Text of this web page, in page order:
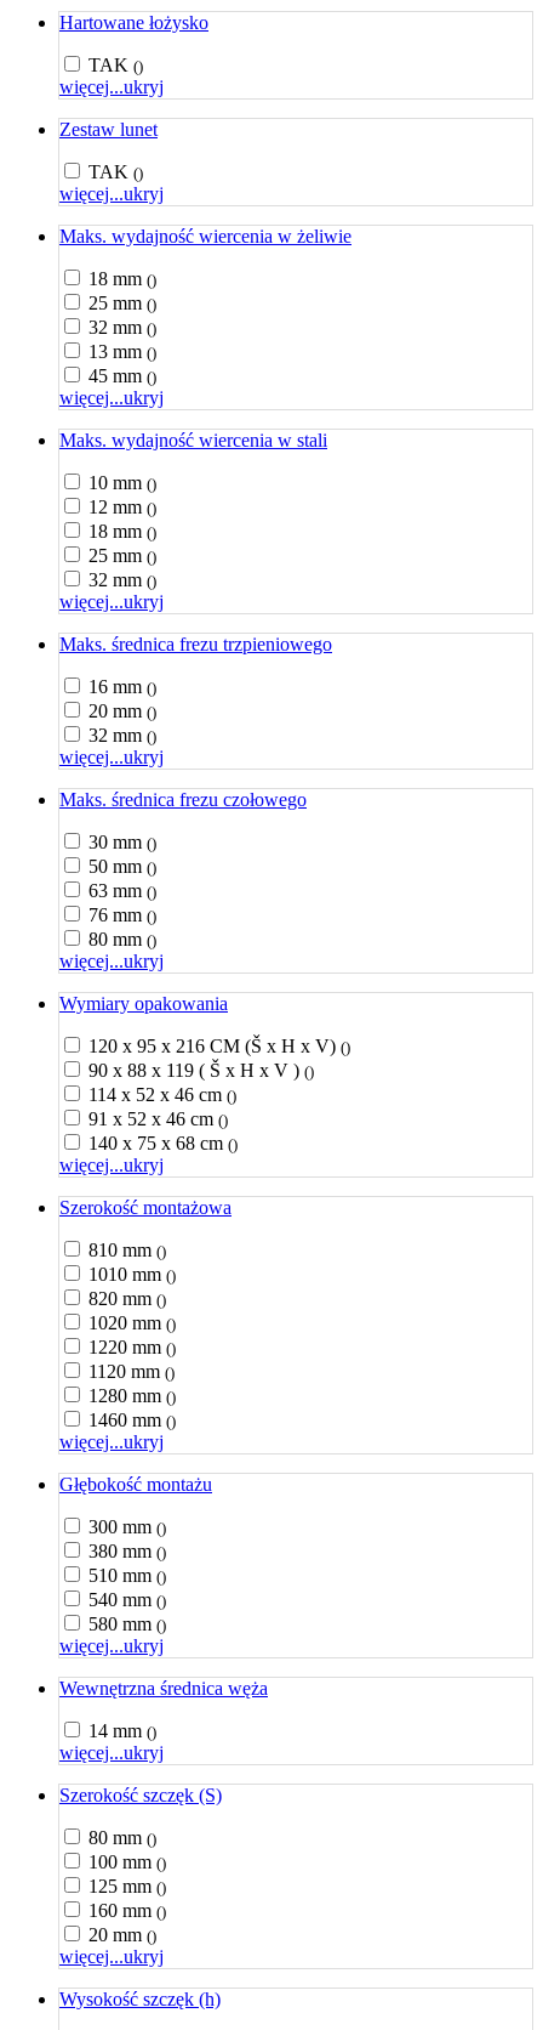
Hartowane łożysko
TAK ()
więcej...ukryj
Zestaw lunet
TAK ()
więcej...ukryj
Maks. wydajność wiercenia w żeliwie
18 mm ()
25 mm ()
32 mm ()
13 mm ()
45 mm ()
więcej...ukryj
Maks. wydajność wiercenia w stali
10 mm ()
12 mm ()
18 mm ()
25 mm ()
32 mm ()
więcej...ukryj
Maks. średnica frezu trzpieniowego
16 mm ()
20 mm ()
32 mm ()
więcej...ukryj
Maks. średnica frezu czołowego
30 mm ()
50 mm ()
63 mm ()
76 mm ()
80 mm ()
więcej...ukryj
Wymiary opakowania
120 x 95 x 216 CM (Š x H x V) ()
90 x 88 x 119 ( Š x H x V ) ()
114 x 52 x 46 cm ()
91 x 52 x 46 cm ()
140 x 75 x 68 cm ()
więcej...ukryj
Szerokość montażowa
810 mm ()
1010 mm ()
820 mm ()
1020 mm ()
1220 mm ()
1120 mm ()
1280 mm ()
1460 mm ()
więcej...ukryj
Głębokość montażu
300 mm ()
380 mm ()
510 mm ()
540 mm ()
580 mm ()
więcej...ukryj
Wewnętrzna średnica węża
14 mm ()
więcej...ukryj
Szerokość szczęk (S)
80 mm ()
100 mm ()
125 mm ()
160 mm ()
20 mm ()
więcej...ukryj
Wysokość szczęk (h)